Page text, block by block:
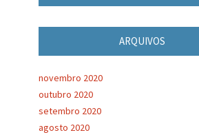
ARQUIVOS
novembro 2020
outubro 2020
setembro 2020
agosto 2020